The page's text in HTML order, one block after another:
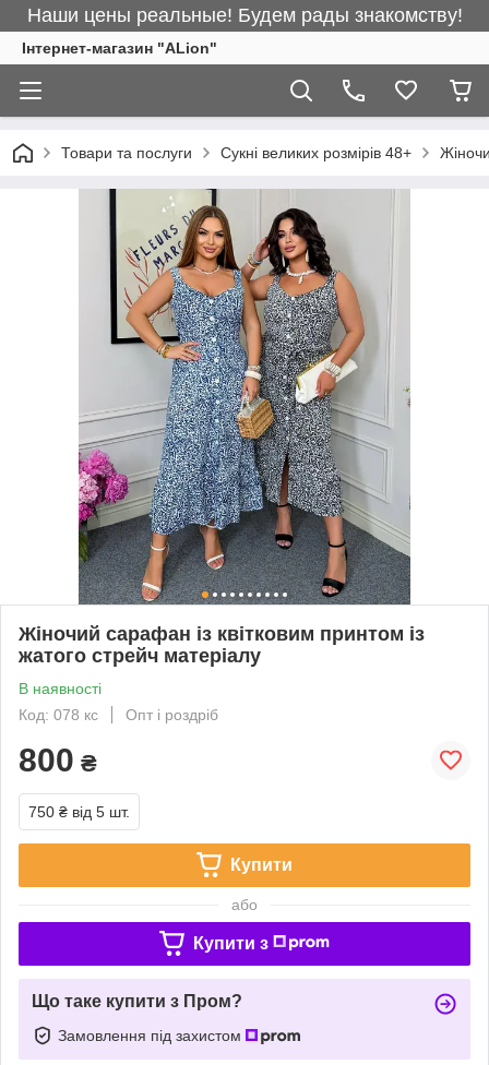
Наши цены реальные! Будем рады знакомству!
Інтернет-магазин "ALіon"
Товари та послуги Сукні великих розмірів 48+
Жіночий сарафан із квітковим принтом із
жатого стрейч матеріалу
В наявності
Код: 078 кс
Опт і роздріб
800 ₴
750 ₴ від 5 шт.
Купити
або
Купити з
Що таке купити з Пром?
Замовлення під захистом